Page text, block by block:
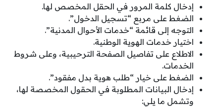
إدخال كلمة المرور في الحقل المخصص لها.
الضغط على مربع “تسجيل الدخول”.
التوجه إلى قائمة “خدمات الأحوال المدنية”.
اختيار خدمات الهوية الوطنية.
الاطلاع على تفاصيل الصفحة الترحيبية، وعلى شروط
الخدمات.
الضغط على خيار “طلب هوية بدل مفقود”.
إدخال البيانات المطلوبة في الحقول المخصصة لها،
وتشمل ما يلي: